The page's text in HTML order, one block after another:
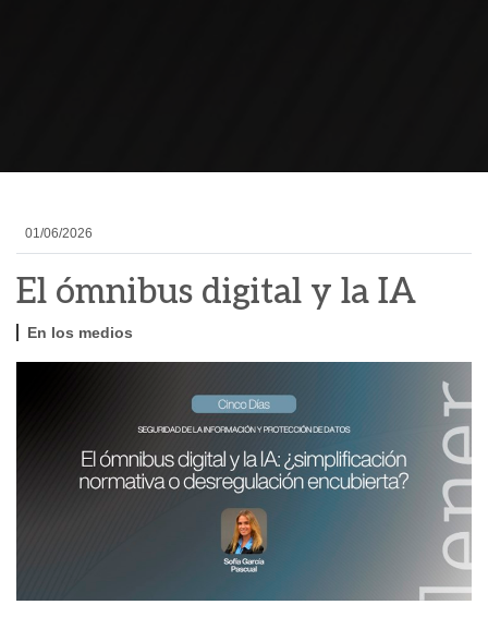
01/06/2026
El ómnibus digital y la IA
En los medios